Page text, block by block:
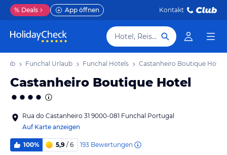
% Deals App öffnen Kontakt
Hotel, Reiseziel
Funchal Urlaub Funchal Hotels Castanheiro Boutique Hotel
Castanheiro Boutique Hotel
Rua do Castanheiro 31 9000-081 Funchal Portugal
Auf Karte anzeigen
100% 5,9 / 6 193 Bewertungen